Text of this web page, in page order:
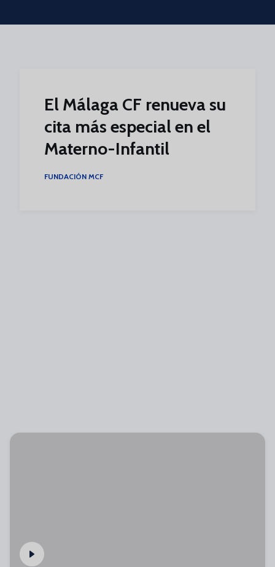
Skip to main content
El Málaga CF renueva su
cita más especial en el
Materno-Infantil
FUNDACIÓN MCF